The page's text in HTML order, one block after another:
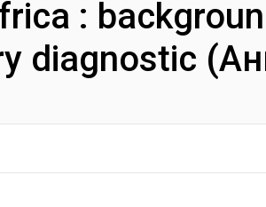
:
diagnostic